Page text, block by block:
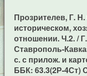
Прозрителев, Г.
историческом,
отношении. Ч.2. /
Ставрополь-
с. с прилож. и
ББК: 63.3(2Р-4Ст)